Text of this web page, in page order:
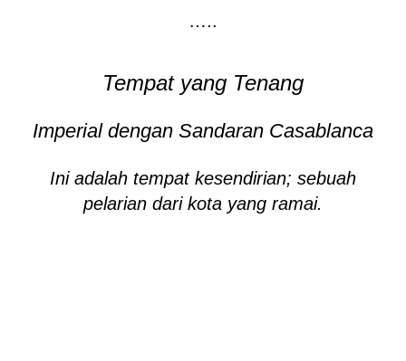
…..
Tempat yang Tenang
Imperial dengan Sandaran Casablanca
Ini adalah tempat kesendirian; sebuah
pelarian dari kota yang ramai.